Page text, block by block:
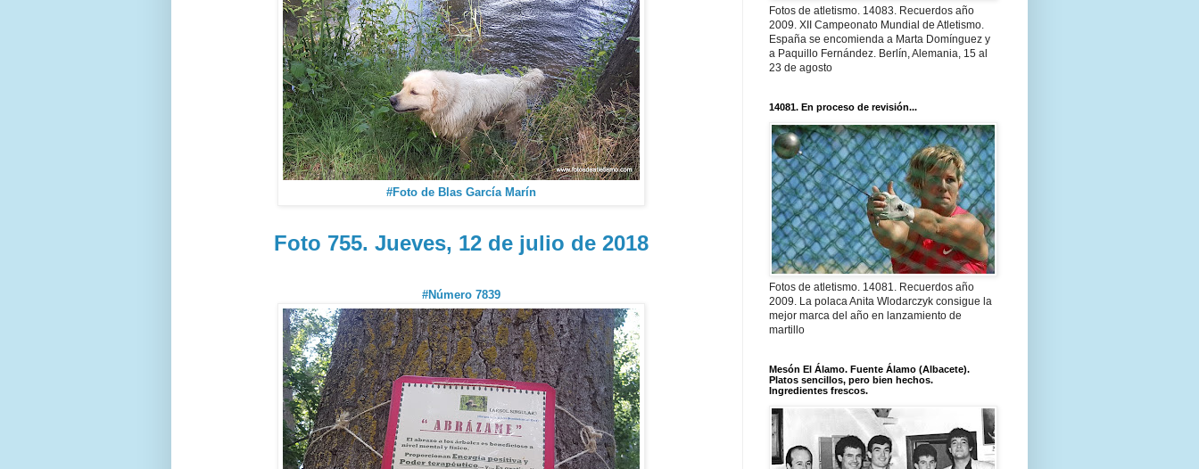
#Foto de Blas García Marín
Foto 755. Jueves, 12 de julio de 2018
#Número 7839
Fotos de atletismo. 14083. Recuerdos año
2009. XII Campeonato Mundial de Atletismo.
España se encomienda a Marta Domínguez y
a Paquillo Fernández. Berlín, Alemania, 15 al
23 de agosto
14081. En proceso de revisión...
Fotos de atletismo. 14081. Recuerdos año
2009. La polaca Anita Wlodarczyk consigue la
mejor marca del año en lanzamiento de
martillo
Mesón El Álamo. Fuente Álamo (Albacete).
Platos sencillos, pero bien hechos.
Ingredientes frescos.